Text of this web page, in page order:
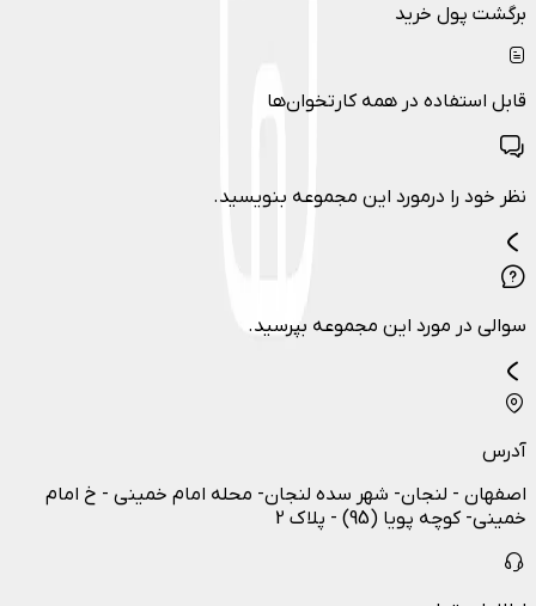
برگشت پول خرید
قابل استفاده در همه کارتخوان‌ها
نظر خود را درمورد این مجموعه بنویسید.
سوالی در مورد این مجموعه بپرسید.
آدرس
اصفهان - لنجان- شهر سده لنجان- محله امام خمینی - خ امام
خمینی- کوچه پویا (95) - پلاک 2